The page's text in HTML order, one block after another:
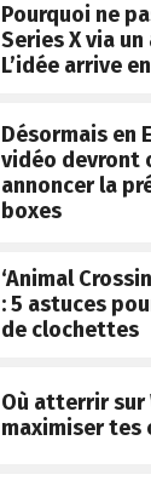
Pourquoi ne
Series X via
L’idée arrive
Désormais en
vidéo devront
annoncer la
boxes
‘Animal
: 5 astuces
de clochettes
Où atterrir sur
maximiser tes